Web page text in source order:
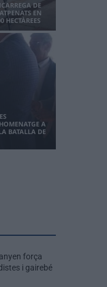
DE
EN
HECTÀREES
A
BATALLA DE
força
i gairebé